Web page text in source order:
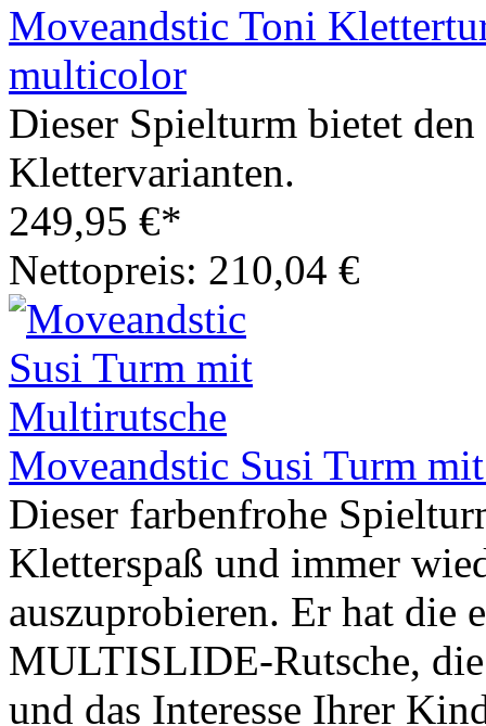
Moveandstic Toni
multicolor
Dieser Spielturm bietet
Klettervarianten.
249,95 €*
Nettopreis: 210,04 €
Moveandstic Susi Turm
Dieser farbenfrohe
Kletterspaß und immer
auszuprobieren. Er hat die
MULTISLIDE-Rutsche,
und das Interesse Ihrer